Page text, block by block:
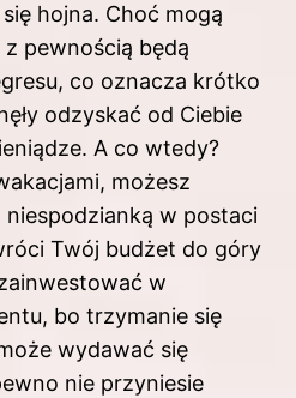
hojna. Choć mogą
pewnością będą
co oznacza krótko
odzyskać od Ciebie
A co wtedy?
możesz
niespodzianką w postaci
Twój budżet do góry
w
bo trzymanie się
wydawać się
nie przyniesie